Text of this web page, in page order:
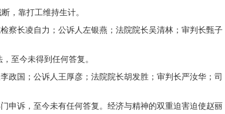
，靠打工维持生计。
察长凌自力；公诉人左银燕；法院院长吴清林；审判长甄子
至今未得到任何答复。
政国；公诉人王厚彦；法院院长胡发胜；审判长严汝华；司
申诉，至今未有任何答复。经济与精神的双重迫害迫使赵丽